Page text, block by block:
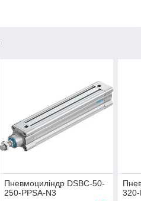
Пневмоциліндр DSBC-50-
250-PPSA-N3